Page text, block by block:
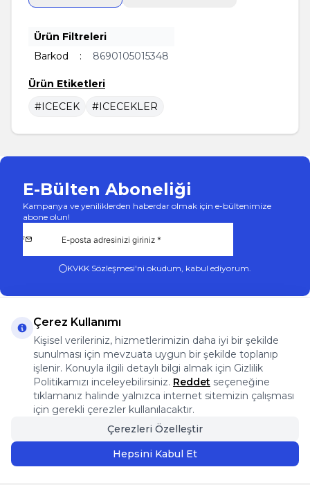
Sepete Ekle
Ürün Filtreleri
Barkod
: 8690105015348
Ürün Etiketleri
#ICECEK
#ICECEKLER
E-Bülten Aboneliği
Kampanya ve yeniliklerden haberdar olmak için e-bültenimize
abone olun!
KVKK Sözleşmesi'ni okudum, kabul ediyorum.
App StorePlay Store
FacebookInstagram
Önemli Bilgiler
Önemli Bilgiler
Hızlı Erişim
Çerez Kullanımı
Kişisel verileriniz, hizmetlerimizin daha iyi bir şekilde
sunulması için mevzuata uygun bir şekilde toplanıp
işlenir. Konuyla ilgili detaylı bilgi almak için Gizlilik
Politikamızı inceleyebilirsiniz. Reddet seçeneğine
tıklamanız halinde yalnızca internet sitemizin çalışması
için gerekli çerezler kullanılacaktır.
Çerezleri Özelleştir
Hepsini Kabul Et